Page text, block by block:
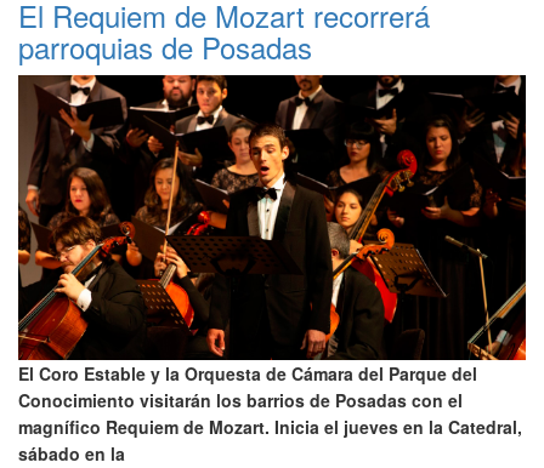
El Requiem de Mozart recorrerá
parroquias de Posadas
El Coro Estable y la Orquesta de Cámara del Parque del
Conocimiento visitarán los barrios de Posadas con el
magnífico Requiem de Mozart. Inicia el jueves en la Catedral,
sábado en la